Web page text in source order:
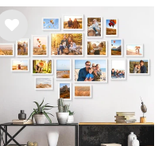
Wu
nsc
hlist